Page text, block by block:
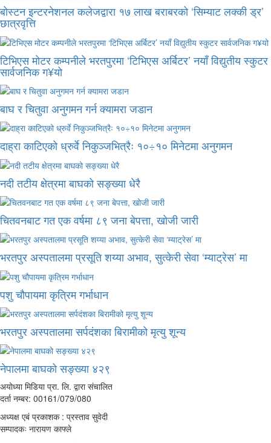
बोस्टन इन्टरनेशनल कलेजद्वारा १७ लाख बराबरको ‘सिम्याट लक्की ड्र’
छात्रवृत्ति
टिभिएस मोटर कम्पनीले भरतपुरमा ‘टिभिएस अर्बिटर’ नयाँ विद्युतीय स्कुटर
सार्वजनिक ग¥यो
बाघ र चितुवा अनुगमन गर्न क्यामरा जडान
दाह्रा काटिएको ध्रुर्वे निकुञ्जभित्रैः १०÷१० मिनेटमा अनुगमन
नदी तटीय क्षेत्रमा बाघको सङ्ख्या धेरै
चितवनबाट गत एक वर्षमा ८९ जना बेपत्ता, खोजी जारी
भरतपुर अस्पतालमा प्रसूति शय्या अभाव, सुत्केरी सेवा ‘म्याट्रेस’ मा
पशु चौपायमा कृत्रिम गर्भाधान
भरतपुर अस्पतालमा सर्पदंशका बिरामीको मृत्यु शून्य
नेपालमा बाघको सङ्ख्या ४२९
अयोध्या मिडिया प्रा. लि. द्वारा संचालित
दर्ता नम्बर: 00161/079/080
अध्यक्ष एबं प्रकाशक : प्रस्ताव सुवेदी
सम्पादकः नारायण काफ्ले